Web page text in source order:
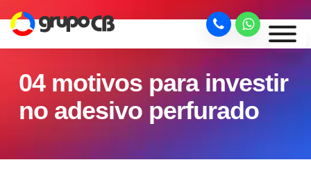
04 motivos para investir
no adesivo perfurado